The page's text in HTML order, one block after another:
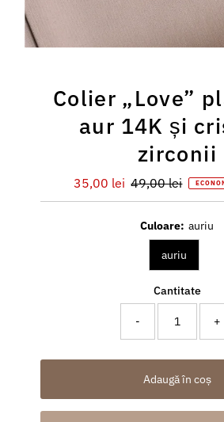
Colier „Love”
aur 14K și
zirconii
Preț
redus
35,00 lei Preț
întreg
49,00 lei
Culoare: auriu
auriu
Cantitate
- +
Adaugă în coș